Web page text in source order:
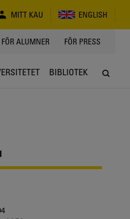
MITT KAU ENGLISH
FÖR ALUMNER FÖR PRESS
BIBLIOTEK